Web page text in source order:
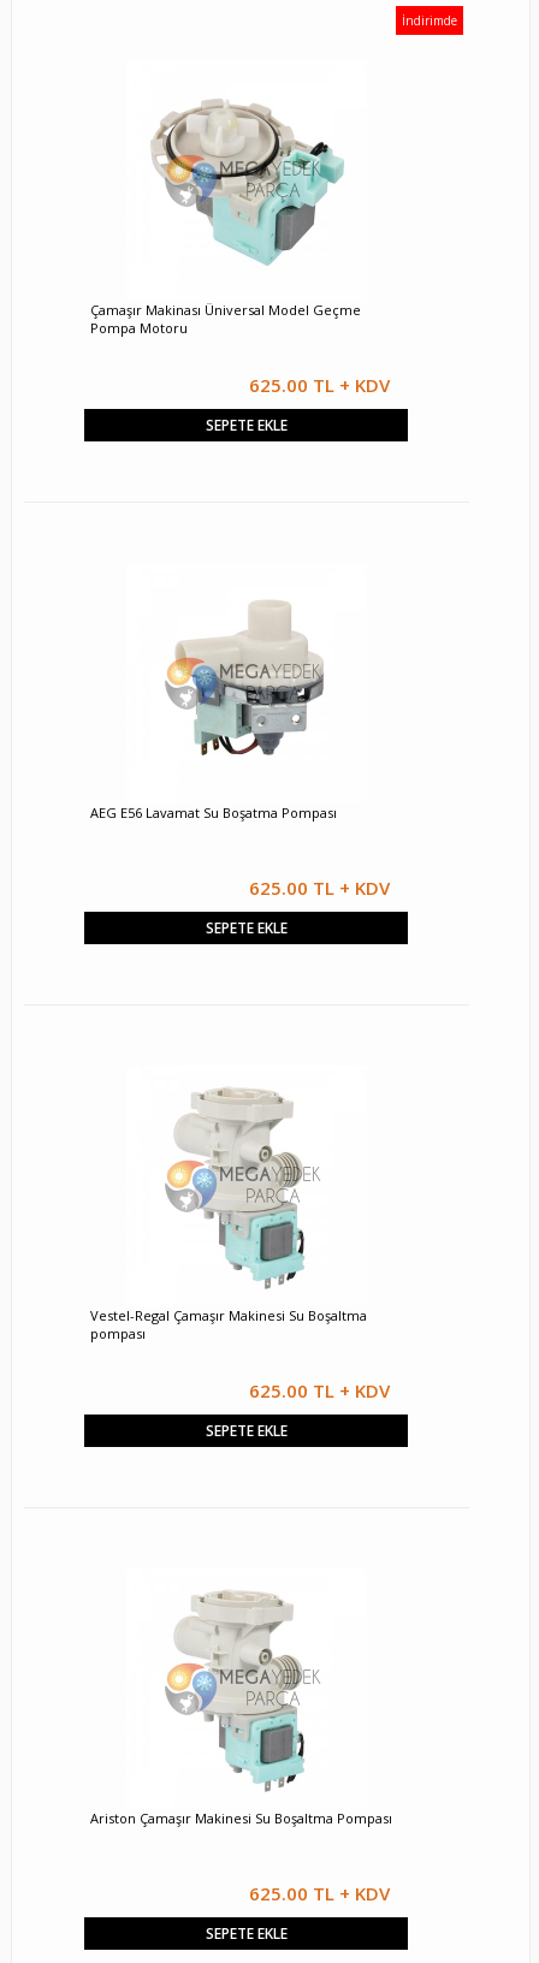
İndirimde
Çamaşır Makinası Üniversal Model Geçme
Pompa Motoru
625.00 TL + KDV
SEPETE EKLE
AEG E56 Lavamat Su Boşatma Pompası
625.00 TL + KDV
SEPETE EKLE
Vestel-Regal Çamaşır Makinesi Su Boşaltma
pompası
625.00 TL + KDV
SEPETE EKLE
Ariston Çamaşır Makinesi Su Boşaltma Pompası
625.00 TL + KDV
SEPETE EKLE